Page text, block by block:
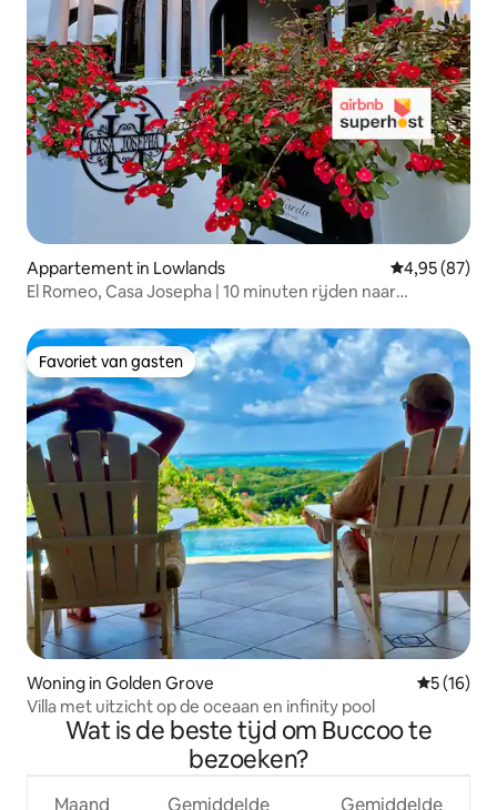
Appartement in Lowlands Gemiddelde
4,95 (87)
El Romeo, Casa Josepha | 10 minuten rijden naar
Favoriet van gasten
Favoriet van gasten
Woning in Golden Grove
5 (16)
Villa met uitzicht op de oceaan en infinity pool
Wat is de beste tijd om Buccoo te
bezoeken?
Maand Gemiddelde Gemiddelde